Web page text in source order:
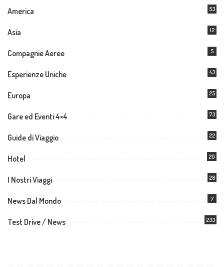
America 53
Asia 12
Compagnie Aeree 5
Esperienze Uniche 43
Europa 25
Gare ed Eventi 4×4 73
Guide di Viaggio 22
Hotel 20
I Nostri Viaggi 28
News Dal Mondo 7
Test Drive / News 233